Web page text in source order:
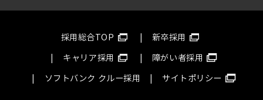
採用総合TOP
新卒採用
キャリア採用
障がい者採用
ソフトバンク クルー採用
サイトポリシー